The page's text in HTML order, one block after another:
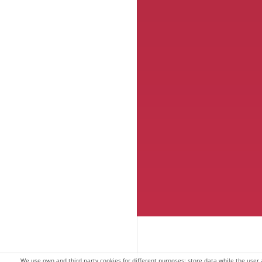
We use own and third party cookies for different purposes: store data while the